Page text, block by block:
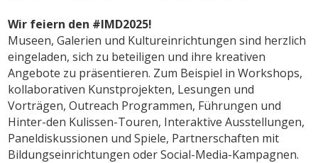
Wir feiern den #IMD2025!
Museen, Galerien und Kultureinrichtungen sind herzlich
eingeladen, sich zu beteiligen und ihre kreativen
Angebote zu präsentieren. Zum Beispiel in Workshops,
kollaborativen Kunstprojekten, Lesungen und
Vorträgen, Outreach Programmen, Führungen und
Hinter-den Kulissen-Touren, Interaktive Ausstellungen,
Paneldiskussionen und Spiele, Partnerschaften mit
Bildungseinrichtungen oder Social-Media-Kampagnen.